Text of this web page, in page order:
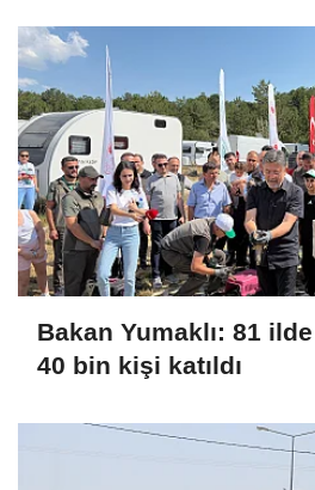
Bakan Yumaklı: 81
40 bin kişi katıldı